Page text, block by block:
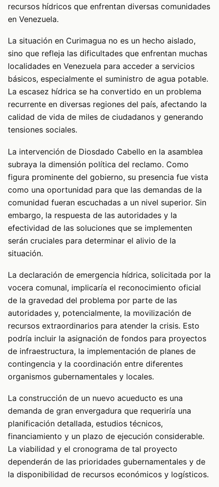
recursos hídricos que enfrentan diversas comunidades
en Venezuela.
La situación en Curimagua no es un hecho aislado,
sino que refleja las dificultades que enfrentan muchas
localidades en Venezuela para acceder a servicios
básicos, especialmente el suministro de agua potable.
La escasez hídrica se ha convertido en un problema
recurrente en diversas regiones del país, afectando la
calidad de vida de miles de ciudadanos y generando
tensiones sociales.
La intervención de Diosdado Cabello en la asamblea
subraya la dimensión política del reclamo. Como
figura prominente del gobierno, su presencia fue vista
como una oportunidad para que las demandas de la
comunidad fueran escuchadas a un nivel superior. Sin
embargo, la respuesta de las autoridades y la
efectividad de las soluciones que se implementen
serán cruciales para determinar el alivio de la
situación.
La declaración de emergencia hídrica, solicitada por la
vocera comunal, implicaría el reconocimiento oficial
de la gravedad del problema por parte de las
autoridades y, potencialmente, la movilización de
recursos extraordinarios para atender la crisis. Esto
podría incluir la asignación de fondos para proyectos
de infraestructura, la implementación de planes de
contingencia y la coordinación entre diferentes
organismos gubernamentales y locales.
La construcción de un nuevo acueducto es una
demanda de gran envergadura que requeriría una
planificación detallada, estudios técnicos,
financiamiento y un plazo de ejecución considerable.
La viabilidad y el cronograma de tal proyecto
dependerán de las prioridades gubernamentales y de
la disponibilidad de recursos económicos y logísticos.